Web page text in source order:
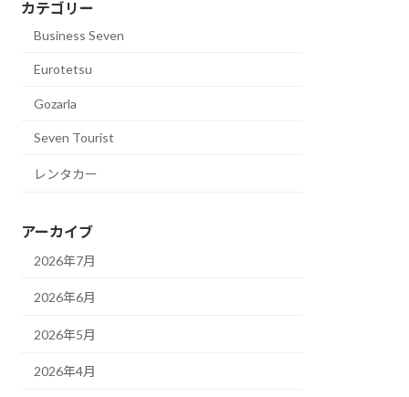
カテゴリー
Business Seven
Eurotetsu
Gozarla
Seven Tourist
レンタカー
アーカイブ
2026年7月
2026年6月
2026年5月
2026年4月